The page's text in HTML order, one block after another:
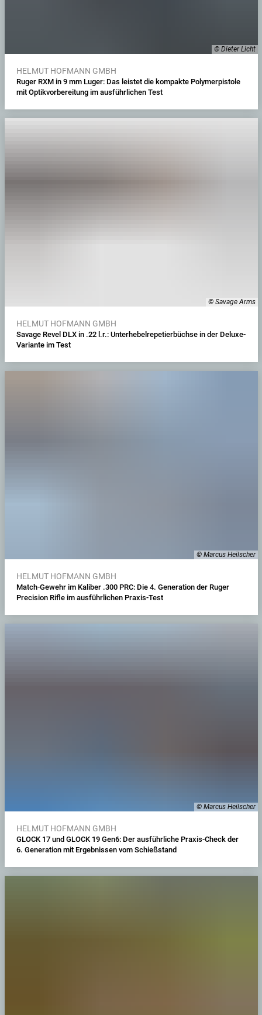
© Dieter Licht
HELMUT HOFMANN GMBH
Ruger RXM in 9 mm Luger: Das leistet die kompakte Polymerpistole
mit Optikvorbereitung im ausführlichen Test
© Savage Arms
HELMUT HOFMANN GMBH
Savage Revel DLX in .22 l.r.: Unterhebelrepetierbüchse in der Deluxe-
Variante im Test
© Marcus Heilscher
HELMUT HOFMANN GMBH
Match-Gewehr im Kaliber .300 PRC: Die 4. Generation der Ruger
Precision Rifle im ausführlichen Praxis-Test
© Marcus Heilscher
HELMUT HOFMANN GMBH
GLOCK 17 und GLOCK 19 Gen6: Der ausführliche Praxis-Check der
6. Generation mit Ergebnissen vom Schießstand